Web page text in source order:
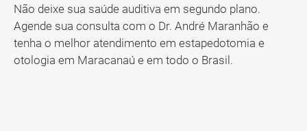
Não deixe sua saúde auditiva em segundo plano.
Agende sua consulta com o Dr. André Maranhão e
tenha o melhor atendimento em estapedotomia e
otologia em Maracanaú e em todo o Brasil.